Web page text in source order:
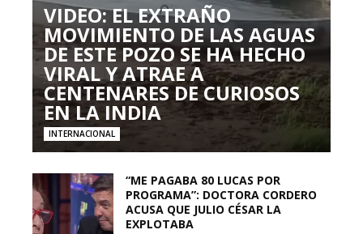
VIDEO: EL EXTRAÑO
MOVIMIENTO DE LAS AGUAS
DE ESTE POZO SE HA HECHO
VIRAL Y ATRAE A
CENTENARES DE CURIOSOS
EN LA INDIA
INTERNACIONAL
“ME PAGABA 80 LUCAS POR
PROGRAMA”: DOCTORA CORDERO
ACUSA QUE JULIO CÉSAR LA
EXPLOTABA